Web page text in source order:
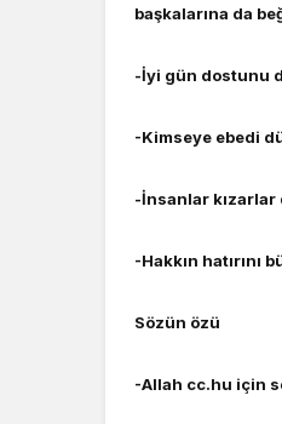
başkalarına da
-İyi gün dostunu
-Kimseye ebedi
-İnsanlar kızarlar
-Hakkın hatırını
Sözün özü
-Allah cc.hu için